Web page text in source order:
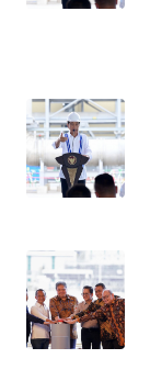
WN
PAPUA
BARAT
WN
RIAU